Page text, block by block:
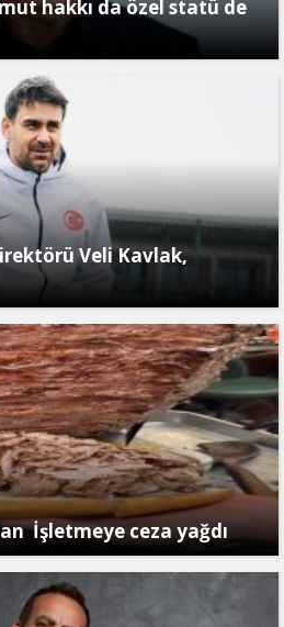
hakkı da özel statü de
Veli Kavlak,
İşletmeye ceza yağdı